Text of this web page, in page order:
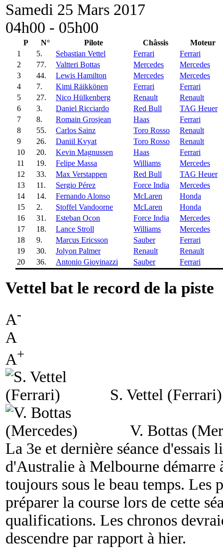
Samedi 25 Mars 2017
04h00 - 05h00
P N° Pilote Châssis
Moteur
1
5. Sebastian Vettel Ferrari
Ferrari
2
77. Valtteri Bottas Mercedes
Mercedes
3
44. Lewis Hamilton Mercedes
Mercedes
4
7. Kimi Räikkönen Ferrari
Ferrari
5
27. Nico Hülkenberg Renault
Renault
6
3. Daniel Ricciardo Red Bull
TAG Heuer
7
8. Romain Grosjean Haas
Ferrari
8
55. Carlos Sainz Toro Rosso
Renault
9
26. Daniil Kvyat Toro Rosso
Renault
10
20. Kevin Magnussen Haas
Ferrari
11
19. Felipe Massa Williams
Mercedes
12
33. Max Verstappen Red Bull
TAG Heuer
13
11. Sergio Pérez Force India
Mercedes
14
14. Fernando Alonso McLaren
Honda
15
2. Stoffel Vandoorne McLaren
Honda
16
31. Esteban Ocon Force India
Mercedes
17
18. Lance Stroll Williams
Mercedes
18
9. Marcus Ericsson Sauber
Ferrari
19
30. Jolyon Palmer Renault
Renault
20
36. Antonio Giovinazzi Sauber Ferrari
Vettel bat le record de la piste
A-
A
A+
S. Vettel (Ferrari)
V. Bottas
La 3e et dernière séance d'essais
d'Australie à Melbourne démarre
toujours sous le beau temps. Les
préparer la course lors de cette
qualifications. Les chronos
descendre par rapport à hier.